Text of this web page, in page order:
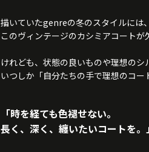
描いていたgenreの冬のスタイルには、
このヴィンテージのカシミアコートが
けれども、状態の良いものや理想の
いつしか「自分たちの手で理想のコー
「時を経ても色褪せない。
長く、深く、纏いたいコートを。 」